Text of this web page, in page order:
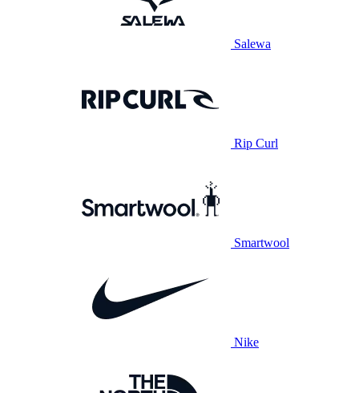
Salewa
Rip Curl
Smartwool
Nike